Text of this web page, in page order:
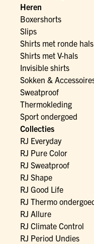
Heren
Boxershorts
Slips
Shirts met ronde hals
Shirts met V-hals
Invisible shirts
Sokken &
Sweatproof
Thermokleding
Sport ondergoed
Collecties
RJ Everyday
RJ Pure Color
RJ Sweatproof
RJ Shape
RJ Good Life
RJ Thermo
RJ Allure
RJ Climate Control
RJ Period Undies